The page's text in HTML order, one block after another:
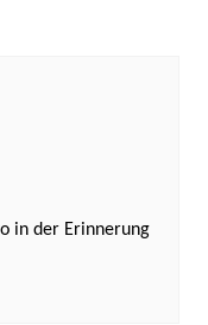
in der Erinnerung